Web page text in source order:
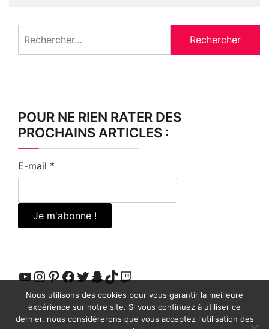
POUR NE RIEN RATER DES
PROCHAINS ARTICLES :
E-mail *
YouTube
Instagram
Pinterest
Facebook
Twitter
Snapchat
TikTok
Twitch
Nous utilisons des cookies pour vous garantir la meilleure
expérience sur notre site. Si vous continuez à utiliser ce
dernier, nous considérerons que vous acceptez l'utilisation des